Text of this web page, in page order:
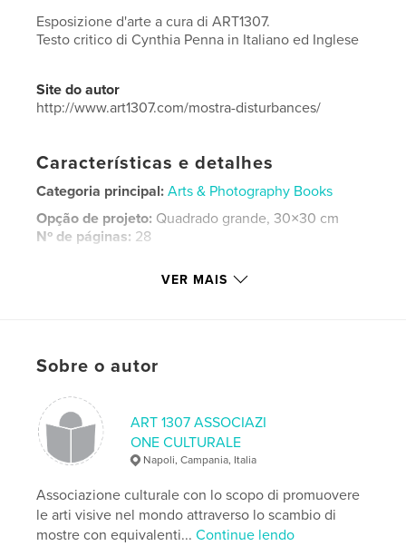
Esposizione d'arte a cura di ART1307.
Testo critico di Cynthia Penna in Italiano ed Inglese
Site do autor
http://www.art1307.com/mostra-disturbances/
Características e detalhes
Categoria principal: Arts & Photography Books
Opção de projeto: Quadrado grande, 30×30 cm
Nº de páginas: 28
Capa dura com ImageWrap: 9781388830922
Palavras-chavee
Sanzone Howe
VER MAIS
Sobre o autor
ART 1307 ASSOCIAZI
ONE CULTURALE
Napoli, Campania, Italia
Associazione culturale con lo scopo di promuovere
le arti visive nel mondo attraverso lo scambio di
mostre con equivalenti...Continue lendo